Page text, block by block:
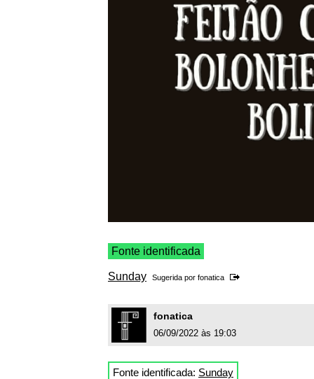
Fonte identificada
Sunday Sugerida por fonatica
fonatica
06/09/2022 às 19:03
Fonte identificada: Sunday